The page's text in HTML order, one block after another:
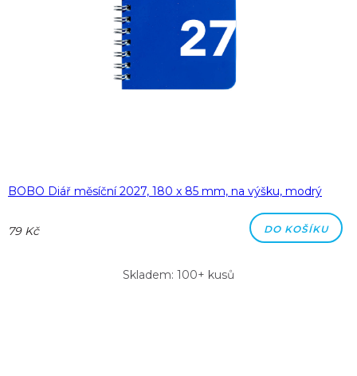
BOBO Diář měsíční 2027, 180 x 85 mm, na výšku, modrý
79 Kč DO KOŠÍKU
Skladem: 100+ kusů